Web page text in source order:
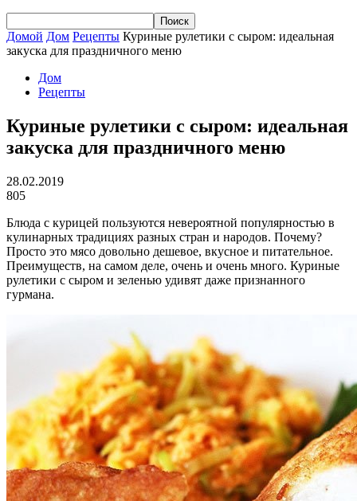
Домой Дом Рецепты Куриные рулетики с сыром: идеальная
закуска для праздничного меню
Дом
Рецепты
Куриные рулетики с сыром: идеальная
закуска для праздничного меню
28.02.2019
805
Блюда с курицей пользуются невероятной популярностью в
кулинарных традициях разных стран и народов. Почему?
Просто это мясо довольно дешевое, вкусное и питательное.
Преимуществ, на самом деле, очень и очень много. Куриные
рулетики с сыром и зеленью удивят даже признанного
гурмана.